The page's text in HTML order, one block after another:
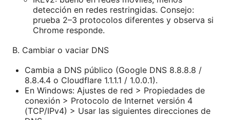
detección en redes restringidas. Consejo:
prueba 2–3 protocolos diferentes y observa si
Chrome responde.
B. Cambiar o vaciar DNS
Cambia a DNS público (Google DNS 8.8.8.8 /
8.8.4.4 o Cloudflare 1.1.1.1 / 1.0.0.1).
En Windows: Ajustes de red > Propiedades de
conexión > Protocolo de Internet versión 4
(TCP/IPv4) > Usar las siguientes direcciones de